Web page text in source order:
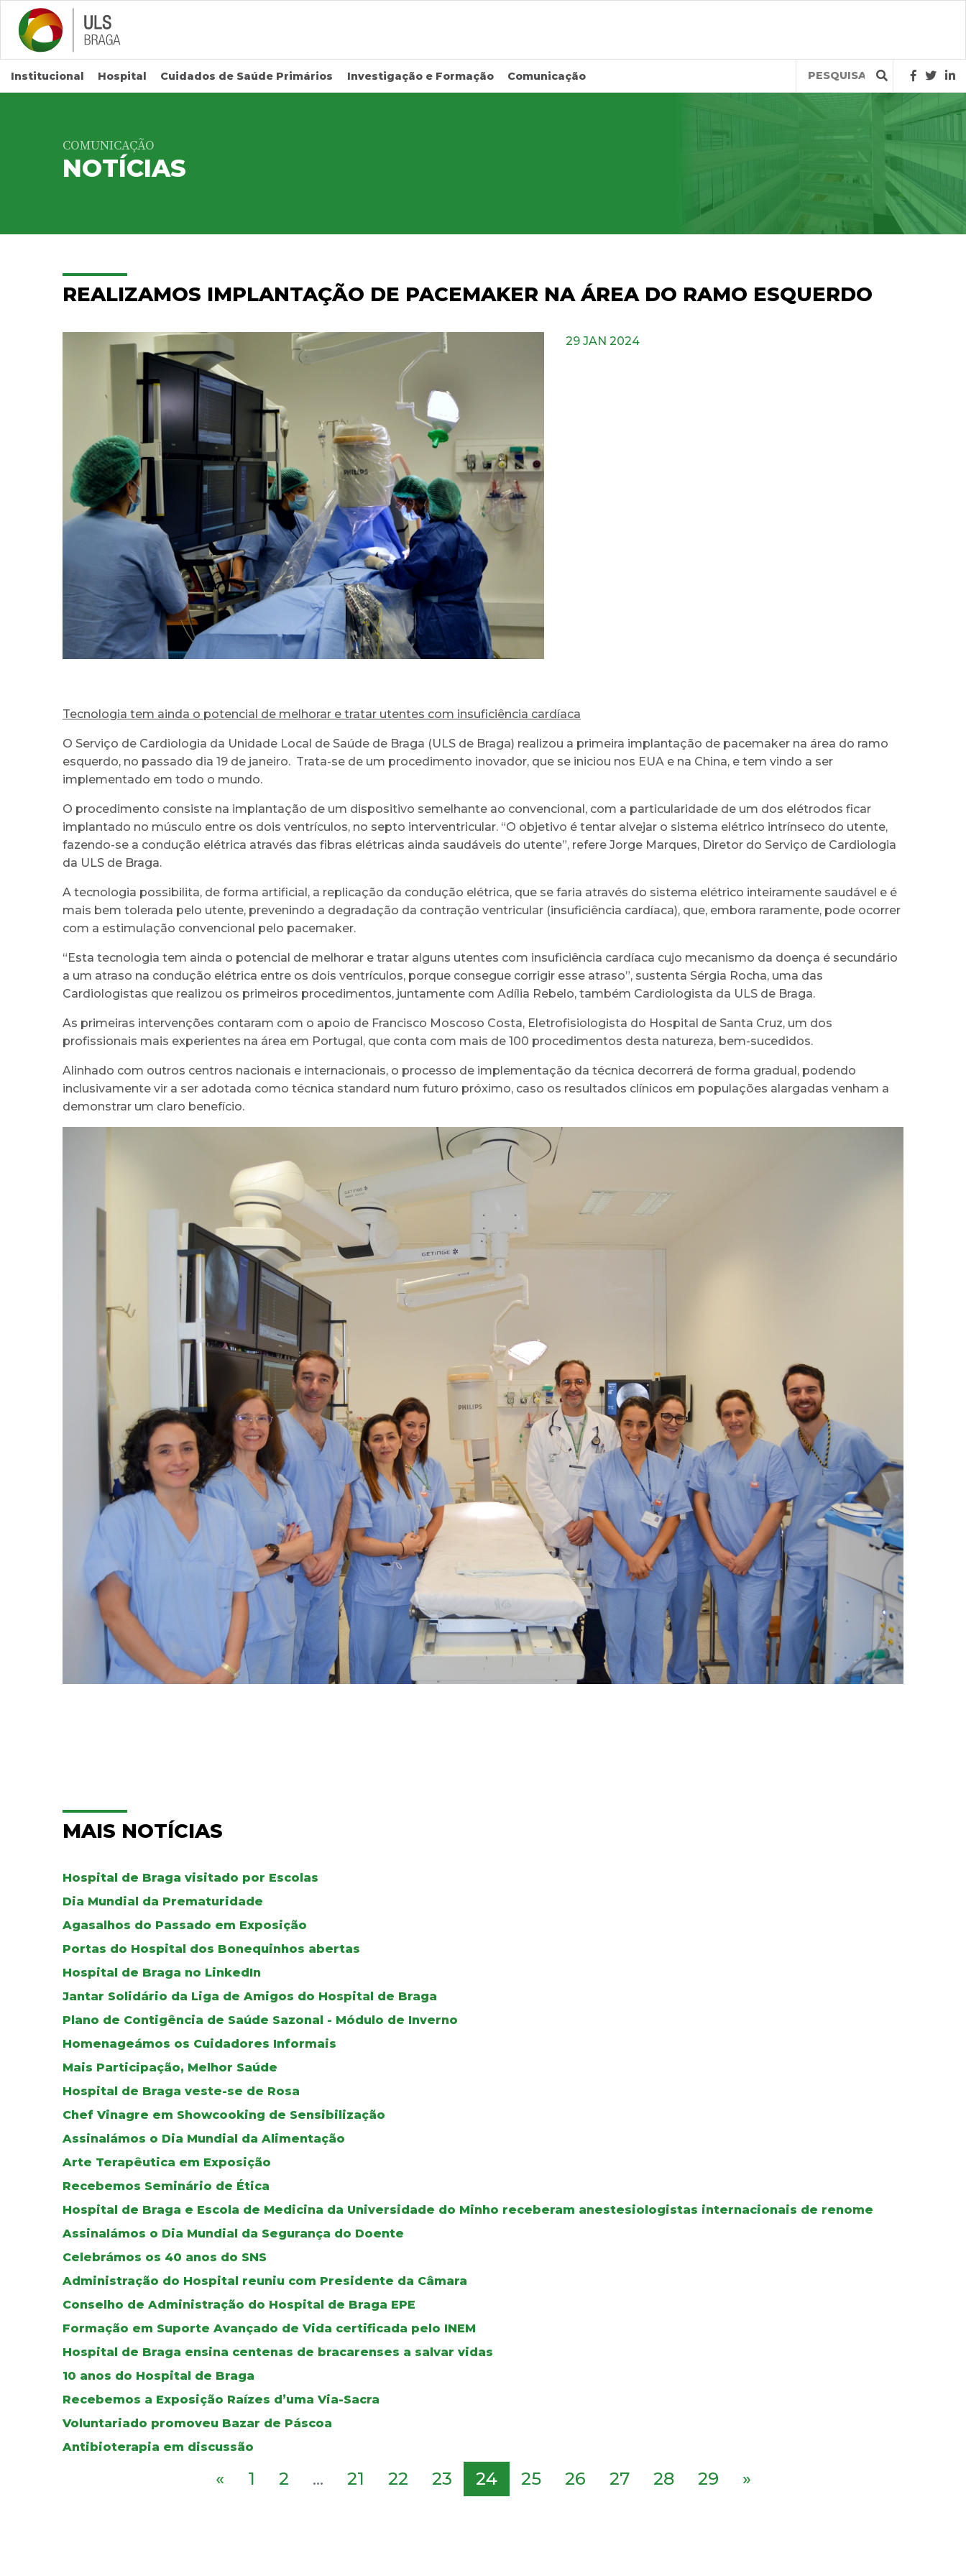
Saltar para conteúdo principal
Institucional Hospital Cuidados de Saúde Primários Investigação e Formação Comunicação
Query
COMUNICAÇÃO
NOTÍCIAS
REALIZAMOS IMPLANTAÇÃO DE PACEMAKER NA ÁREA DO RAMO ESQUERDO
29 JAN 2024
Tecnologia tem ainda o potencial de melhorar e tratar utentes com insuficiência cardíaca
O Serviço de Cardiologia da Unidade Local de Saúde de Braga (ULS de Braga) realizou a primeira implantação de pacemaker na área do ramo
esquerdo, no passado dia 19 de janeiro. Trata-se de um procedimento inovador, que se iniciou nos EUA e na China, e tem vindo a ser
implementado em todo o mundo.
O procedimento consiste na implantação de um dispositivo semelhante ao convencional, com a particularidade de um dos elétrodos ficar
implantado no músculo entre os dois ventrículos, no septo interventricular. “O objetivo é tentar alvejar o sistema elétrico intrínseco do utente,
fazendo-se a condução elétrica através das fibras elétricas ainda saudáveis do utente”, refere Jorge Marques, Diretor do Serviço de Cardiologia
da ULS de Braga.
A tecnologia possibilita, de forma artificial, a replicação da condução elétrica, que se faria através do sistema elétrico inteiramente saudável e é
mais bem tolerada pelo utente, prevenindo a degradação da contração ventricular (insuficiência cardíaca), que, embora raramente, pode ocorrer
com a estimulação convencional pelo pacemaker.
“Esta tecnologia tem ainda o potencial de melhorar e tratar alguns utentes com insuficiência cardíaca cujo mecanismo da doença é secundário
a um atraso na condução elétrica entre os dois ventrículos, porque consegue corrigir esse atraso”, sustenta Sérgia Rocha, uma das
Cardiologistas que realizou os primeiros procedimentos, juntamente com Adília Rebelo, também Cardiologista da ULS de Braga.
As primeiras intervenções contaram com o apoio de Francisco Moscoso Costa, Eletrofisiologista do Hospital de Santa Cruz, um dos
profissionais mais experientes na área em Portugal, que conta com mais de 100 procedimentos desta natureza, bem-sucedidos.
Alinhado com outros centros nacionais e internacionais, o processo de implementação da técnica decorrerá de forma gradual, podendo
inclusivamente vir a ser adotada como técnica standard num futuro próximo, caso os resultados clínicos em populações alargadas venham a
demonstrar um claro benefício.
MAIS NOTÍCIAS
Hospital de Braga visitado por Escolas
Dia Mundial da Prematuridade
Agasalhos do Passado em Exposição
Portas do Hospital dos Bonequinhos abertas
Hospital de Braga no LinkedIn
Jantar Solidário da Liga de Amigos do Hospital de Braga
Plano de Contigência de Saúde Sazonal - Módulo de Inverno
Homenageámos os Cuidadores Informais
Mais Participação, Melhor Saúde
Hospital de Braga veste-se de Rosa
Chef Vinagre em Showcooking de Sensibilização
Assinalámos o Dia Mundial da Alimentação
Arte Terapêutica em Exposição
Recebemos Seminário de Ética
Hospital de Braga e Escola de Medicina da Universidade do Minho receberam anestesiologistas internacionais de renome
Assinalámos o Dia Mundial da Segurança do Doente
Celebrámos os 40 anos do SNS
Administração do Hospital reuniu com Presidente da Câmara
Conselho de Administração do Hospital de Braga EPE
Formação em Suporte Avançado de Vida certificada pelo INEM
Hospital de Braga ensina centenas de bracarenses a salvar vidas
10 anos do Hospital de Braga
Recebemos a Exposição Raízes d’uma Via-Sacra
Voluntariado promoveu Bazar de Páscoa
Antibioterapia em discussão
« 1 2 ... 21 22 23 24 25 26 27 28 29 »